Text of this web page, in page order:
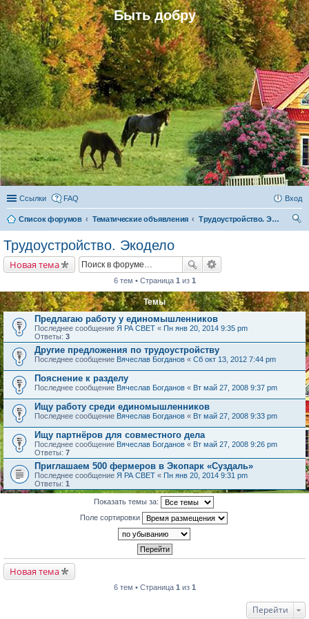
Быть добру
Ссылки FAQ Вход
Список форумов Тематические объявления
Трудоустройство. Экодело
Трудоустройство. Экодело
Новая тема
6 тем • Страница 1 из 1
Темы
Предлагаю работу у единомышленников
Последнее сообщение Я РА СВЕТ « Пн янв 20, 2014 9:35 pm
Ответы: 3
Другие предложения по трудоустройству
Последнее сообщение Вячеслав Богданов « Сб окт 13, 2012 7:44 pm
Пояснение к разделу
Последнее сообщение Вячеслав Богданов « Вт май 27, 2008 9:37 pm
Ищу работу среди единомышленников
Последнее сообщение Вячеслав Богданов « Вт май 27, 2008 9:33 pm
Ищу партнёров для совместного дела
Последнее сообщение Вячеслав Богданов « Вт май 27, 2008 9:26 pm
Ответы: 7
Приглашаем 500 фермеров в Экопарк «Суздаль»
Последнее сообщение Я РА СВЕТ « Пн янв 20, 2014 9:31 pm
Ответы: 1
Показать темы за:
Поле сортировки
Новая тема
6 тем • Страница 1 из 1
Перейти